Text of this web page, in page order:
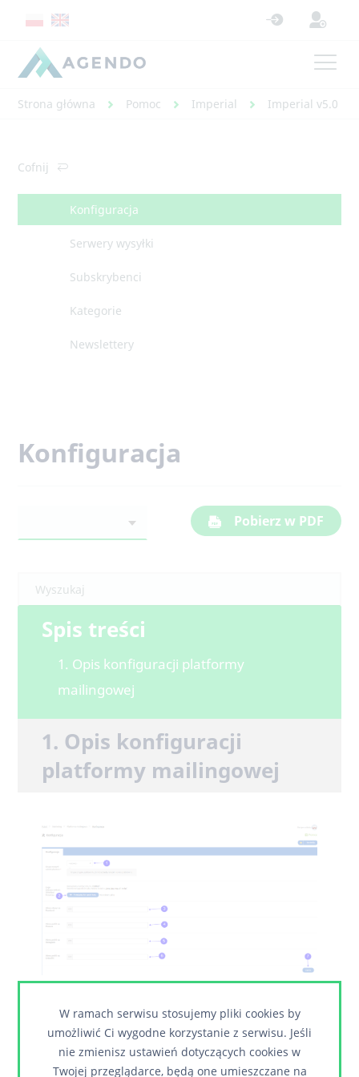
Strona główna Pomoc Imperial Imperial v5.0 -
Cofnij
Konfiguracja
Serwery wysyłki
Subskrybenci
Kategorie
Newslettery
Konfiguracja
Pobierz w PDF
Spis treści
1. Opis konfiguracji platformy
mailingowej
1. Opis konfiguracji
platformy mailingowej
2
Przycisk dodania obrazka, który będzie
wysyłany w wiadomościach e-mail.
3 Pole na adres URL do strony na Facebooku.
W ramach serwisu stosujemy pliki cookies by
umożliwić Ci wygodne korzystanie z serwisu. Jeśli
nie zmienisz ustawień dotyczących cookies w
Twojej przeglądarce, będą one umieszczane na